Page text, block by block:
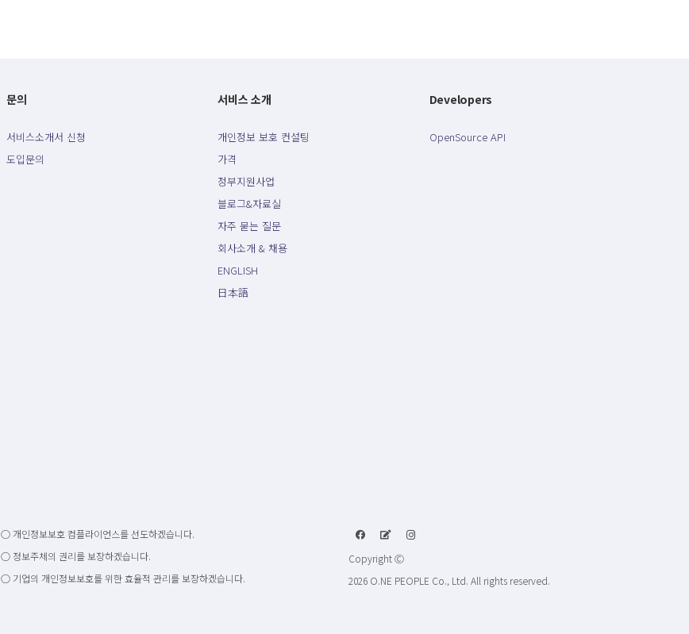
문의
서비스소개서 신청
도입문의
서비스 소개
개인정보 보호 컨설팅
가격
정부지원사업
블로그&자료실
자주 묻는 질문
회사소개 & 채용
ENGLISH
日本語
Developers
OpenSource API
○ 개인정보보호 컴플라이언스를 선도하겠습니다.
○ 정보주체의 권리를 보장하겠습니다.
○ 기업의 개인정보보호를 위한 효율적 관리를 보장하겠습니다.
Copyright Ⓒ
2026 O.NE PEOPLE Co., Ltd. All rights reserved.